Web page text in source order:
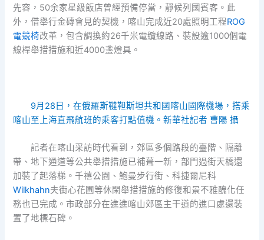
先容，50余家星級飯店曾經預備停當，靜候列國賓客。此
外，借舉行金磚會見的契機，喀山完成近20處照明工程ROG
電競椅改革，包含調換約26千米電纜線路、裝設逾1000個電
線桿舉措措施和近4000盞燈具。
9月28日，在俄羅斯韃靼斯坦共和國喀山國際機場，搭乘
喀山至上海直飛航班的乘客打點值機。新華社記者 曹陽 攝
記者在喀山采訪時代看到，郊區多個路段的臺階、隔離
帶、地下通道等公共舉措措施已補葺一新，部門過街天橋還
加裝了起落梯。千禧公園、鮑曼步行街、科捷爾尼科
Wilkhahn夫街心花圃等休閑舉措措施的修復和景不雅醜化任
務也已完成。市政部分在進進喀山郊區主干道的進口處還裝
置了地標石碑。